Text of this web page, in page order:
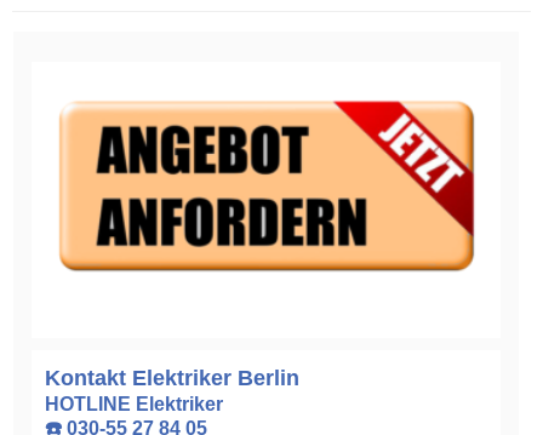
Kontakt Elektriker Berlin
HOTLINE Elektriker
☎️ 030-55 27 84 05